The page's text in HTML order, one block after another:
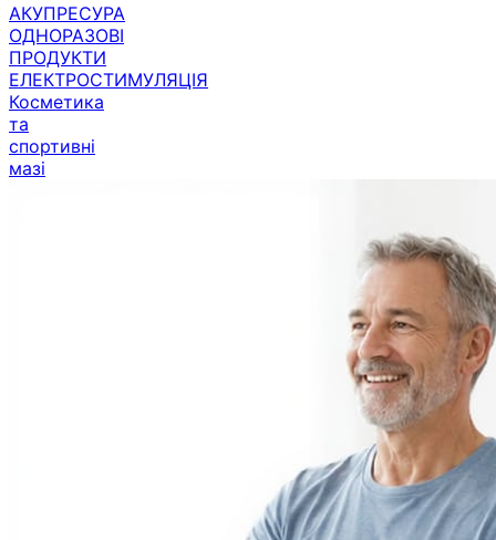
ОДНОРАЗОВІ
ПРОДУКТИ
ЕЛЕКТРОСТИМУЛЯЦІЯ
Косметика
та
спортивні
мазі